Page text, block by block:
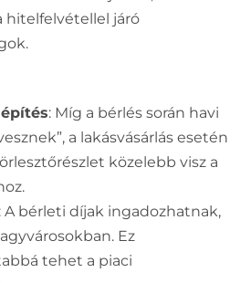
hitelfelvétellel járó
: Míg a bérlés során havi
a lakásvásárlás esetén
közelebb visz a
: A bérleti díjak ingadozhatnak,
Ez
tehet a piaci